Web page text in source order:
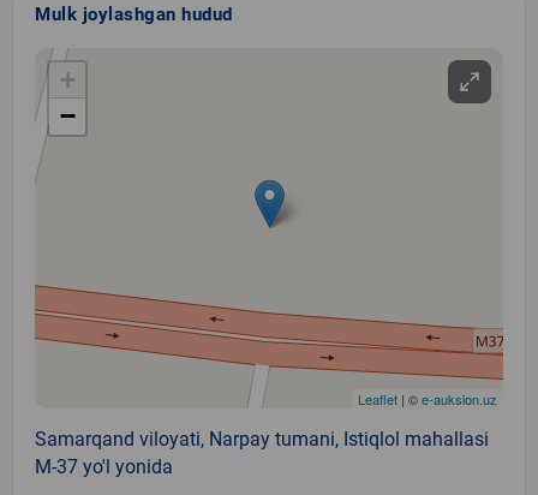
Mulk joylashgan hudud
+
−
Leaflet | ©e-auksion.uz
Samarqand viloyati, Narpay tumani, Istiqlol mahallasi
M-37 yo'l yonida